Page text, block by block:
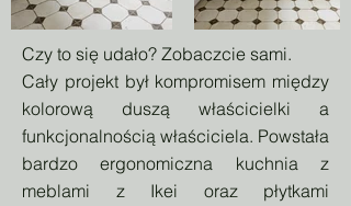
Czy to się udało? Zobaczcie sami.
Cały projekt był kompromisem między
kolorową duszą właścicielki a
funkcjonalnością właściciela. Powstała
bardzo ergonomiczna kuchnia z
meblami z Ikei oraz płytkami